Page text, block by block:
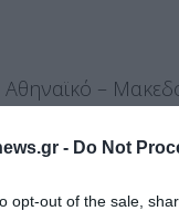
- Do Not
opt-out of the sale,
–
την πρώτη
την
που